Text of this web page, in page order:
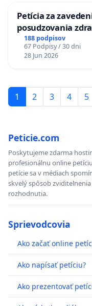
Petícia za
posudzovania
diabetom 1. a 2.
Policajného zboru
188 podpisov
67 Podpisy / 30 dni
28 Jun 2026
1 2 3 4 5
Peticie.com
Poskytujeme zdarma
profesionálnu online
petície sa v médiach
skvelý spôsob
rozhodnutia.
Sprievodcovia
Ako začať online
Ako napísať petíciu?
Ako prezentovať